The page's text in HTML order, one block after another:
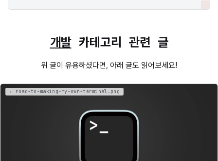
개발카테고리 관련 글
위 글이 유용하셨다면, 아래 글도 읽어보세요!